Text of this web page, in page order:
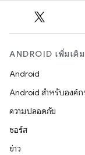
ANDROID เพิ่มเติม
Android
Android สำหรับองค์ก
ความปลอดภัย
ซอร์ส
ข่าว